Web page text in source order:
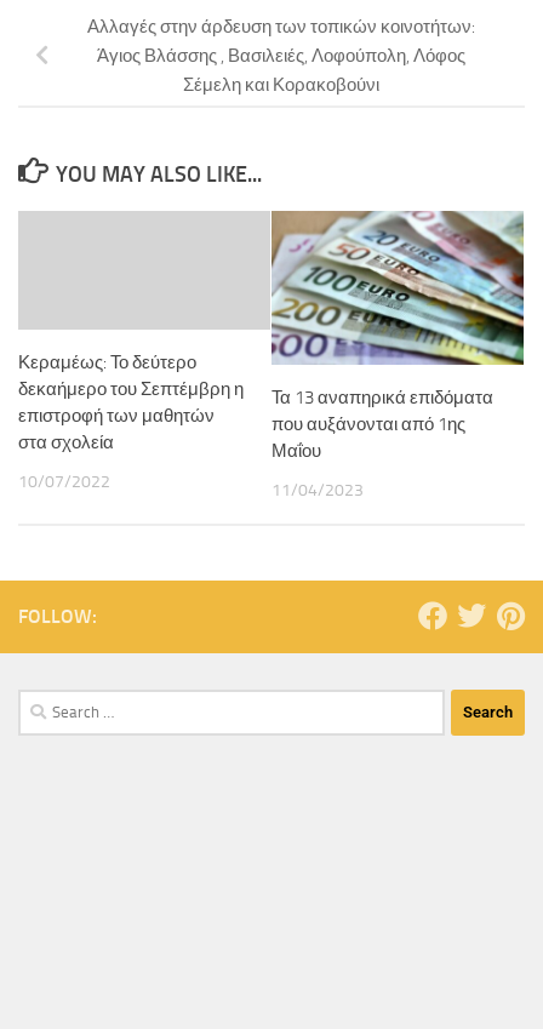
Αλλαγές στην άρδευση των τοπικών κοινοτήτων:
Άγιος Βλάσσης , Βασιλειές, Λοφούπολη, Λόφος
Σέμελη και Κορακοβούνι
YOU MAY ALSO LIKE...
Κεραμέως: Το δεύτερο
δεκαήμερο του Σεπτέμβρη η
επιστροφή των μαθητών
στα σχολεία
10/07/2022
Τα 13 αναπηρικά επιδόματα
που αυξάνονται από 1ης
Μαΐου
11/04/2023
FOLLOW: